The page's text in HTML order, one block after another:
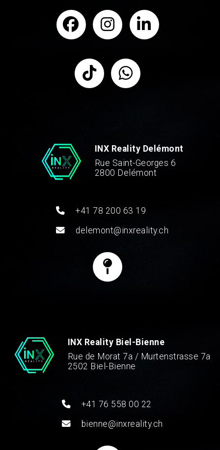
INX Reality Delémont
Rue Saint-Georges 6
2800 Delémont
+41 78 200 63 19
delemont@inxreality.ch
INX Reality Biel-Bienne
Rue de Morat 7a / Murtenstrasse 7a
2502 Biel-Bienne
+41 76 558 00 22
bienne@inxreality.ch